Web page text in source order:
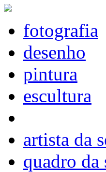
fotografia
desenho
pintura
escultura
artista da
quadro da